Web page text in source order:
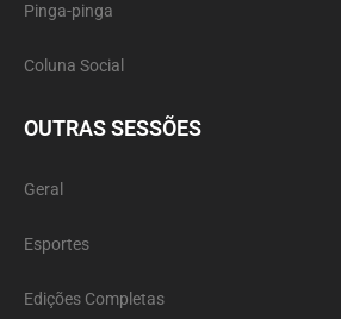
Pinga-pinga
Coluna Social
OUTRAS SESSÕES
Geral
Esportes
Edições Completas